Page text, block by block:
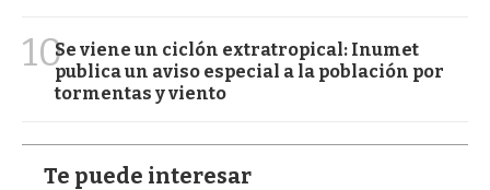
10Se viene un ciclón extratropical: Inumet
publica un aviso especial a la población por
tormentas y viento
Te puede interesar